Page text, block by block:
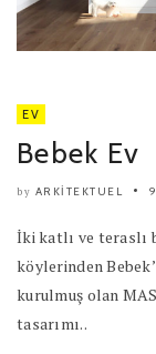
EV
Bebek Ev
by ARKITEKTUEL
İki katlı ve teraslı
köylerinden
kurulmuş olan
tasarımı..